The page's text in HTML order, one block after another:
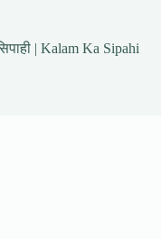
| Kalam Ka Sipahi